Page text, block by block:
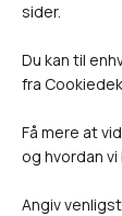
sider.
Du kan til
fra
Få mere at
og hvordan
Angiv